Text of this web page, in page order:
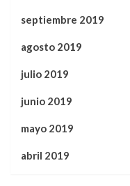
septiembre 2019
agosto 2019
julio 2019
junio 2019
mayo 2019
abril 2019